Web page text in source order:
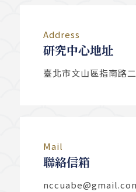
Address
研究中心地址
臺北市文山區指南路
Mail
聯絡信箱